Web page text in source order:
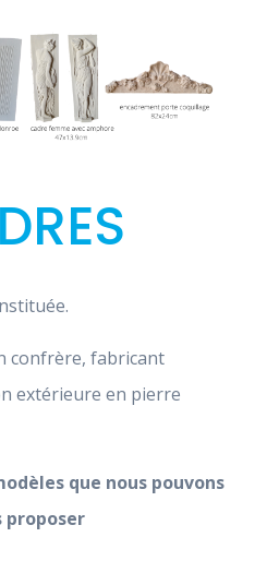
confrère, fabricant
extérieure en pierre
que nous pouvons
proposer